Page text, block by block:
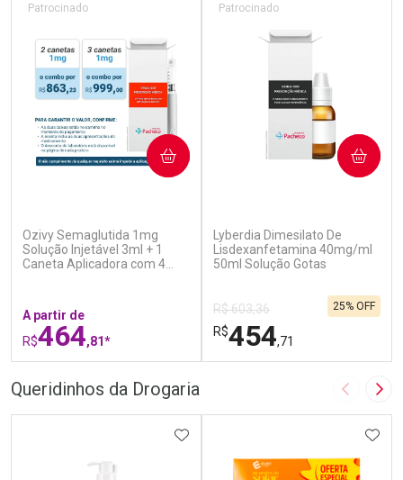
Ozivy Semaglutida 1mg
Solução Injetável 3ml + 1
Caneta Aplicadora com 4
Patrocinado
A partir de
R$464,81*
COMPRAR
Lyberdia Dimesilato De
Lisdexanfetamina 40mg/ml
50ml Solução Gotas
Patrocinado
R$ 603,36
R$454,71
25% OFF
COMPRAR
Queridinhos da Drogaria Imagem
ADICIONAR AOS FAVORITOS